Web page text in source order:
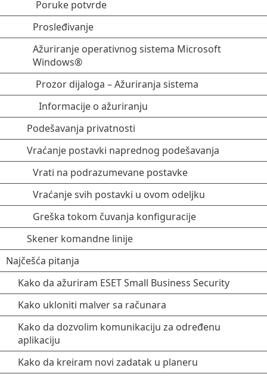
Poruke potvrde
Prosleđivanje
Ažuriranje operativnog sistema Microsoft
Windows®
Prozor dijaloga – Ažuriranja sistema
Informacije o ažuriranju
Podešavanja privatnosti
Vraćanje postavki naprednog podešavanja
Vrati na podrazumevane postavke
Vraćanje svih postavki u ovom odeljku
Greška tokom čuvanja konfiguracije
Skener komandne linije
Najčešća pitanja
Kako da ažuriram ESET Small Business Security
Kako ukloniti malver sa računara
Kako da dozvolim komunikaciju za određenu
aplikaciju
Kako da kreiram novi zadatak u planeru